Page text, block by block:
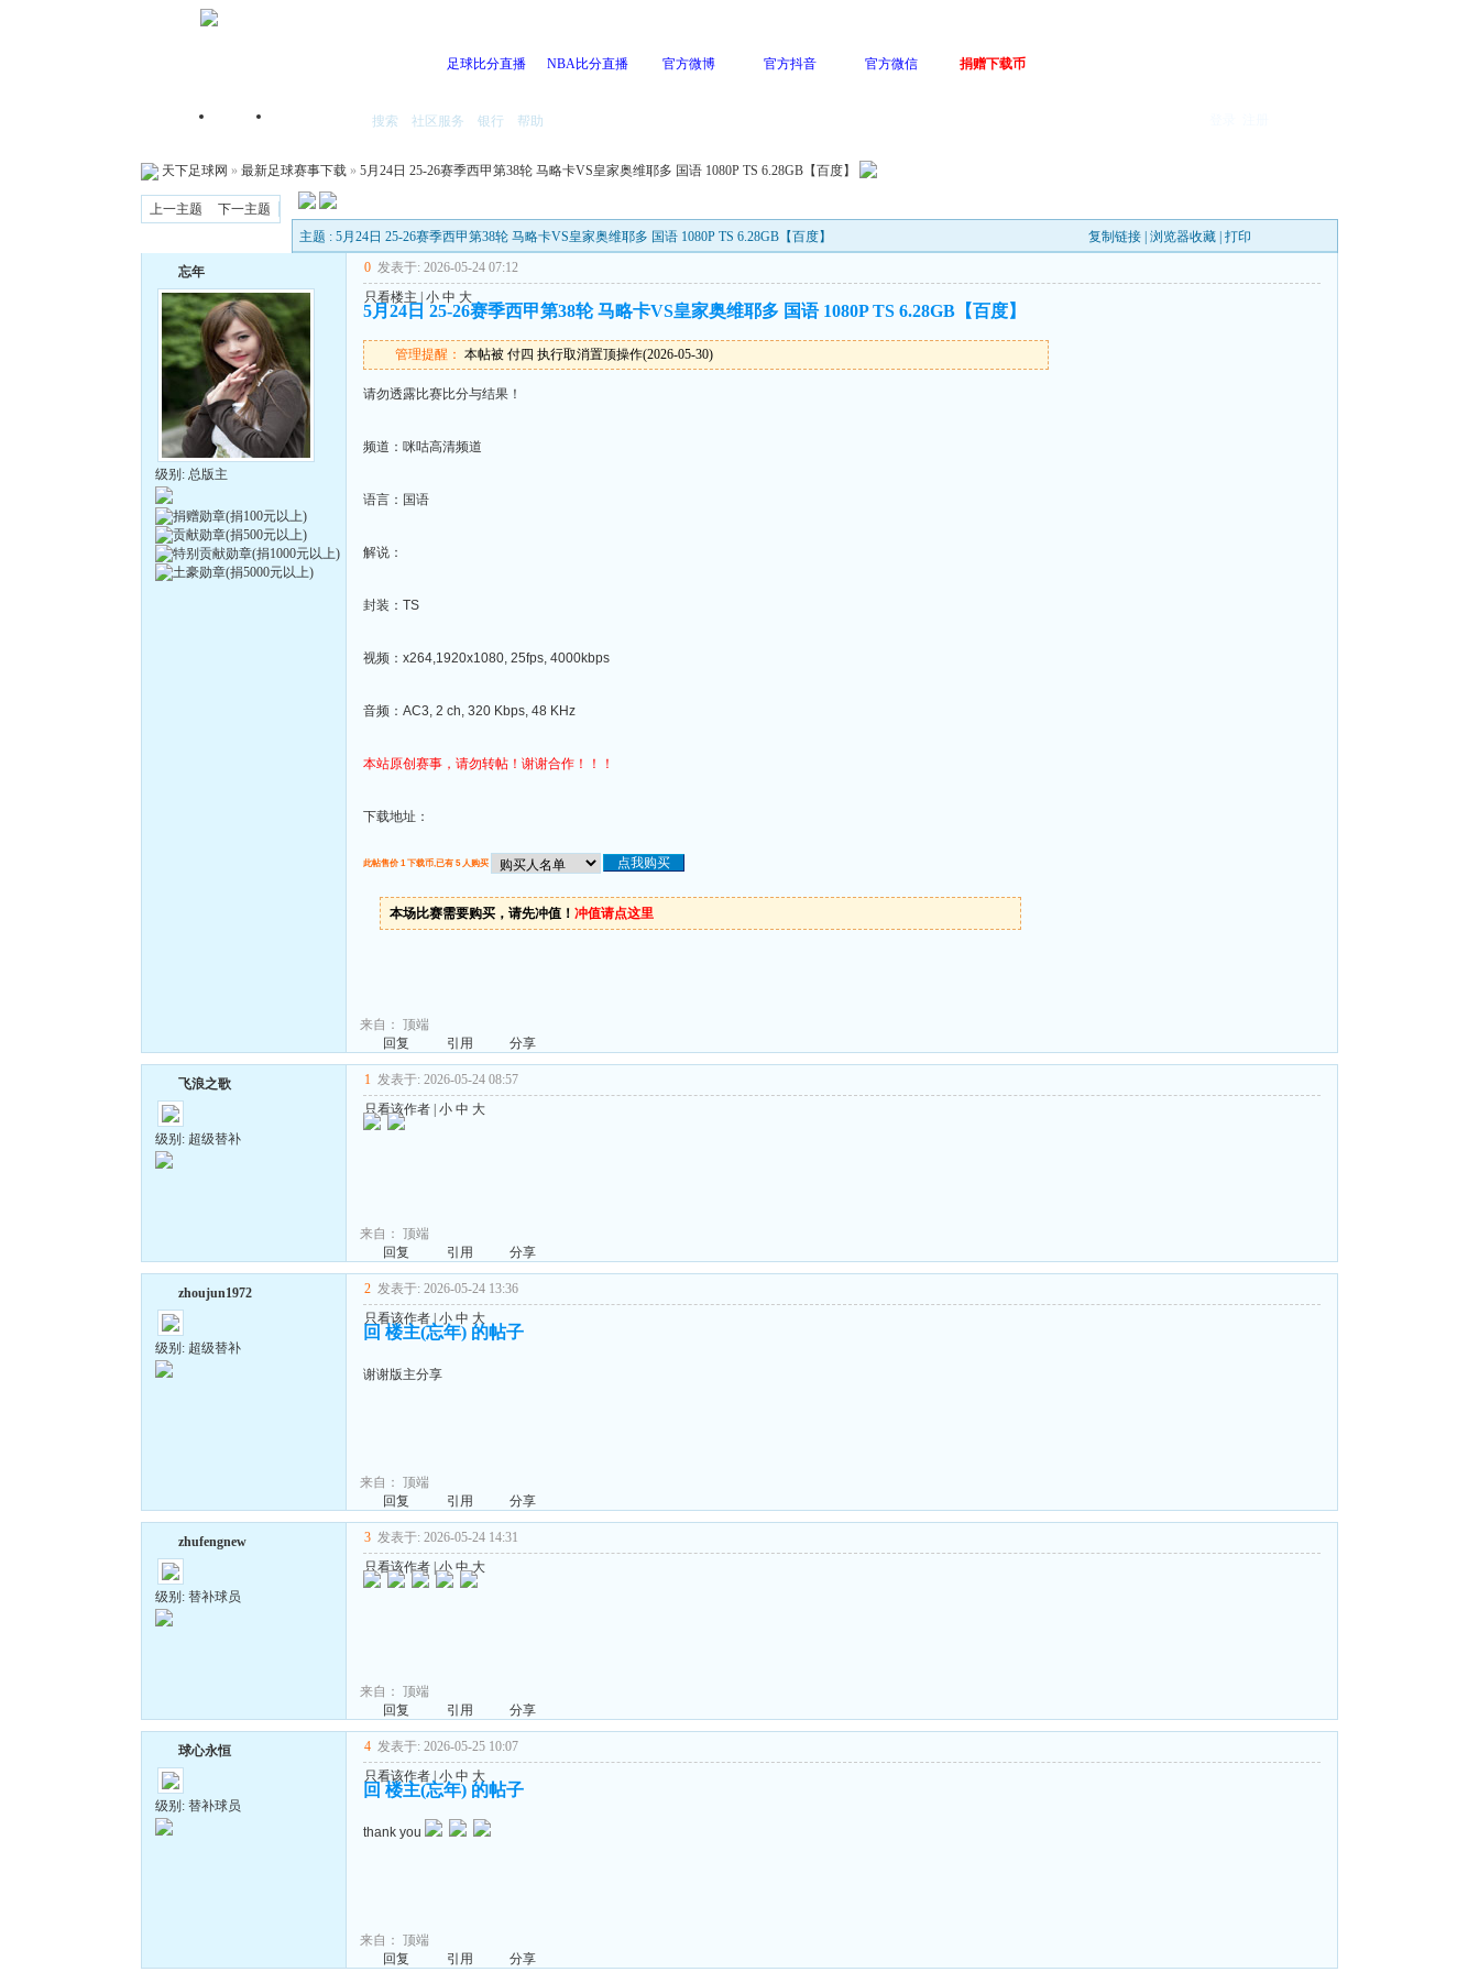
足球比分直播 NBA比分直播 官方微博 官方抖音 官方微信 捐赠下载币
首页 搜索 社区服务 银行 帮助
天下足球网 » 最新足球赛事下载 » 5月24日 25-26赛季西甲第38轮 马略卡VS皇家奥维耶多 国语 1080P TS 6.28GB【百度】
上一主题
下一主题
主题 : 5月24日 25-26赛季西甲第38轮 马略卡VS皇家奥维耶多 国语 1080P TS 6.28GB【百度】
复制链接| 浏览器收藏| 打印
忘年
级别: 总版主
0 发表于: 2026-05-24 07:12
只看楼主
小 中 大
5月24日 25-26赛季西甲第38轮 马略卡VS皇家奥维耶多 国语 1080P TS 6.28GB【百度】
管理提醒： 本帖被 付四 执行取消置顶操作(2026-05-30)
请勿透露比赛比分与结果！
频道：咪咕高清频道
语言：国语
解说：
封装：TS
视频：x264,1920x1080, 25fps, 4000kbps
音频：AC3, 2 ch, 320 Kbps, 48 KHz
本站原创赛事，请勿转帖！谢谢合作！！！
下载地址：
此帖售价 1 下载币,已有 5 人购买
本场比赛需要购买，请先冲值！ 冲值请点这里
来自： 顶端
回复
引用 分享
飞浪之歌
级别: 超级替补
1 发表于: 2026-05-24 08:57
只看该作者| 小 中 大
来自： 顶端
回复
引用 分享
zhoujun1972
级别: 超级替补
2 发表于: 2026-05-24 13:36
只看该作者| 小 中 大
回 楼主(忘年) 的帖子
谢谢版主分享
来自： 顶端
回复
引用 分享
zhufengnew
级别: 替补球员
3 发表于: 2026-05-24 14:31
只看该作者|小 中 大
来自： 顶端
回复
引用 分享
球心永恒
级别: 替补球员
4 发表于: 2026-05-25 10:07
只看该作者| 小 中 大
回 楼主(忘年) 的帖子
thank you
来自： 顶端
回复
引用 分享